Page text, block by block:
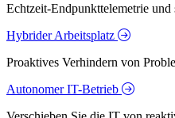
Echtzeit-Endpunkttelemetrie und
Hybrider Arbeitsplatz
Proaktives Verhindern von
Autonomer IT-Betrieb